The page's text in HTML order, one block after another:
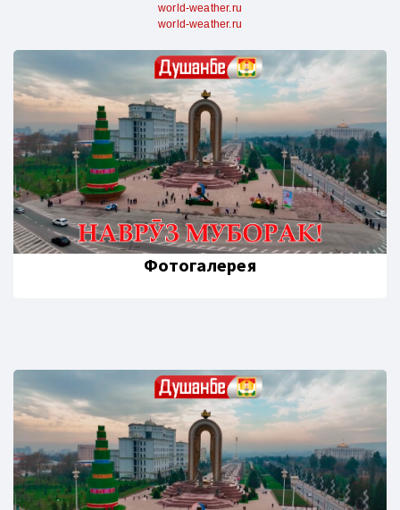
world-weather.ru
world-weather.ru
Фотогалерея